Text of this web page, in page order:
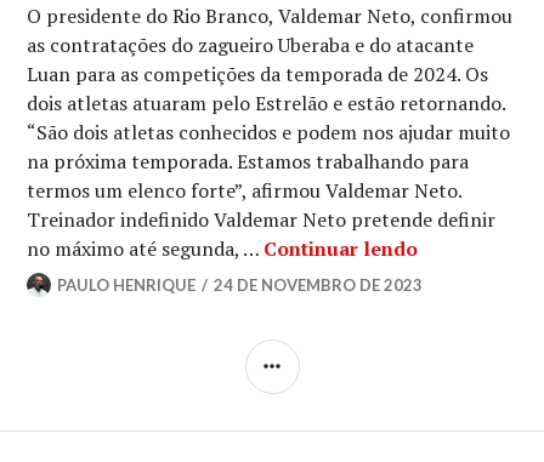
O presidente do Rio Branco, Valdemar Neto, confirmou
as contratações do zagueiro Uberaba e do atacante
Luan para as competições da temporada de 2024. Os
dois atletas atuaram pelo Estrelão e estão retornando.
“São dois atletas conhecidos e podem nos ajudar muito
na próxima temporada. Estamos trabalhando para
termos um elenco forte”, afirmou Valdemar Neto.
Treinador indefinido Valdemar Neto pretende definir
no máximo até segunda, … Continuar lendo
PAULO HENRIQUE 24 DE NOVEMBRO DE 2023